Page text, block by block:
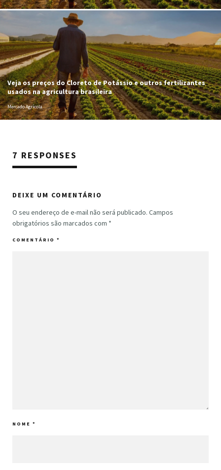
Veja os preços do Cloreto de Potássio e outros fertilizantes
usados na agricultura brasileira
Mercado Agrícola
7 RESPONSES
DEIXE UM COMENTÁRIO
O seu endereço de e-mail não será publicado. Campos
obrigatórios são marcados com *
COMENTÁRIO *
NOME *